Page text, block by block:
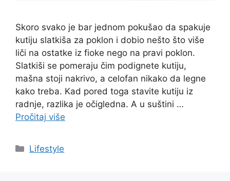
Skoro svako je bar jednom pokušao da spakuje
kutiju slatkiša za poklon i dobio nešto što više
liči na ostatke iz fioke nego na pravi poklon.
Slatkiši se pomeraju čim podignete kutiju,
mašna stoji nakrivo, a celofan nikako da legne
kako treba. Kad pored toga stavite kutiju iz
radnje, razlika je očigledna. A u suštini …
Pročitaj više
Categories
Lifestyle